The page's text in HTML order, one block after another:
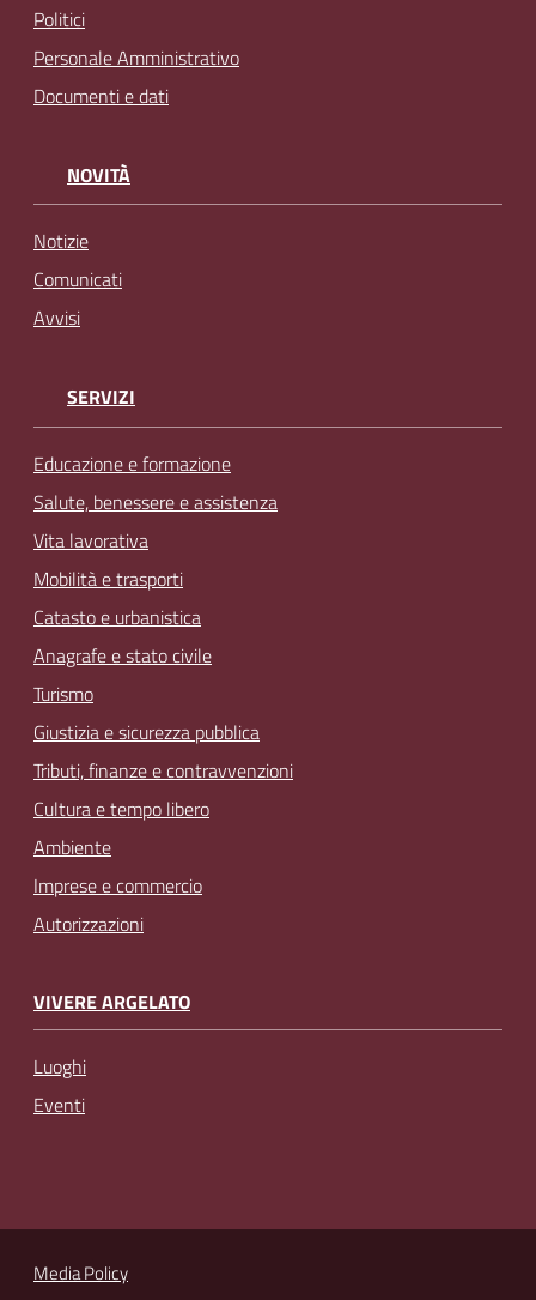
Politici
Personale Amministrativo
Documenti e dati
NOVITÀ
Notizie
Comunicati
Avvisi
SERVIZI
Educazione e formazione
Salute, benessere e assistenza
Vita lavorativa
Mobilità e trasporti
Catasto e urbanistica
Anagrafe e stato civile
Turismo
Giustizia e sicurezza pubblica
Tributi, finanze e contravvenzioni
Cultura e tempo libero
Ambiente
Imprese e commercio
Autorizzazioni
VIVERE ARGELATO
Luoghi
Eventi
Media Policy